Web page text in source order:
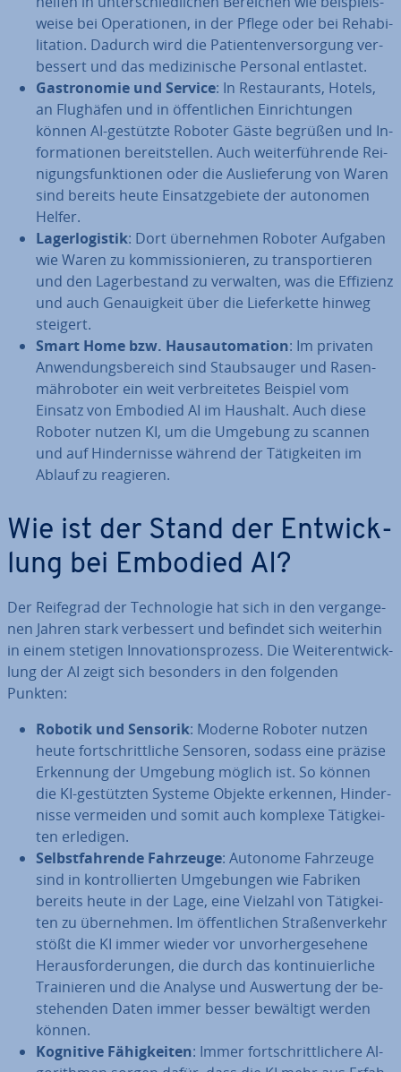
wei­se bei Ope­ra­tio­nen, in der Pflege oder bei Re­ha­bi­
li­ta­ti­on. Dadurch wird die Pa­ti­en­ten­ver­sor­gung ver­
bes­sert und das me­di­zi­ni­sche Personal entlastet.
Gas­tro­no­mie und Service: In Re­stau­rants, Hotels,
an Flughäfen und in öf­fent­li­chen Ein­rich­tun­gen
können AI-gestützte Roboter Gäste begrüßen und In­
for­ma­tio­nen be­reit­stel­len. Auch wei­ter­füh­ren­de Rei­
ni­gungs­funk­tio­nen oder die Aus­lie­fe­rung von Waren
sind bereits heute Ein­satz­ge­bie­te der autonomen
Helfer.
La­ger­lo­gis­tik: Dort über­neh­men Roboter Aufgaben
wie Waren zu kom­mis­sio­nie­ren, zu trans­por­tie­ren
und den La­ger­be­stand zu verwalten, was die Effizienz
und auch Ge­nau­ig­keit über die Lie­fer­ket­te hinweg
steigert.
Smart Home bzw. Haus­au­to­ma­ti­on: Im privaten
An­wen­dungs­be­reich sind Staub­sauger und Ra­sen­
mäh­ro­bo­ter ein weit ver­brei­te­tes Beispiel vom
Einsatz von Embodied AI im Haushalt. Auch diese
Roboter nutzen KI, um die Umgebung zu scannen
und auf Hin­der­nis­se während der Tä­tig­kei­ten im
Ablauf zu reagieren.
Wie ist der Stand der Ent­wick­
lung bei Embodied AI?
Der Reifegrad der Tech­no­lo­gie hat sich in den ver­gan­ge­
nen Jahren stark ver­bes­sert und befindet sich weiterhin
in einem stetigen In­no­va­ti­ons­pro­zess. Die Wei­ter­ent­wick­
lung der AI zeigt sich besonders in den folgenden
Punkten:
Robotik und Sensorik: Moderne Roboter nutzen
heute fort­schritt­li­che Sensoren, sodass eine präzise
Erkennung der Umgebung möglich ist. So können
die KI-ge­stütz­ten Systeme Objekte erkennen, Hin­der­
nis­se vermeiden und somit auch komplexe Tä­tig­kei­
ten erledigen.
Selbst­fah­ren­de Fahrzeuge: Autonome Fahrzeuge
sind in kon­trol­lier­ten Um­ge­bun­gen wie Fabriken
bereits heute in der Lage, eine Vielzahl von Tä­tig­kei­
ten zu über­neh­men. Im öf­fent­li­chen Stra­ßen­ver­kehr
stößt die KI immer wieder vor un­vor­her­ge­se­he­ne
Her­aus­for­de­run­gen, die durch das kon­ti­nu­ier­li­che
Trai­nie­ren und die Analyse und Aus­wer­tung der be­
stehen­den Daten immer besser bewältigt werden
können.
Kognitive Fä­hig­kei­ten: Immer fort­schritt­li­che­re Al­